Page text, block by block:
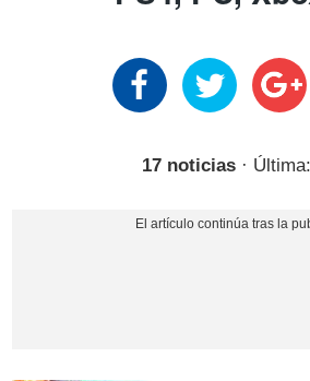
17 noticias · Última: